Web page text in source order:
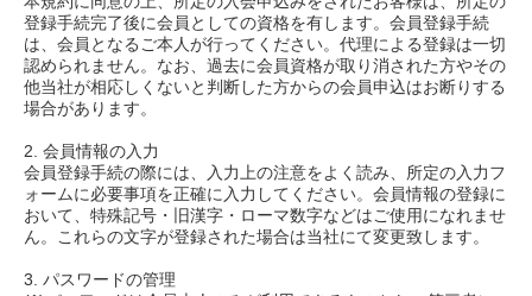
登録手続完了後に会員としての資格を有します。会員登録手続
は、会員となるご本人が行ってください。代理による登録は一切
認められません。なお、過去に会員資格が取り消された方やその
他当社が相応しくないと判断した方からの会員申込はお断りする
場合があります。
2. 会員情報の入力
会員登録手続の際には、入力上の注意をよく読み、所定の入力フ
ォームに必要事項を正確に入力してください。会員情報の登録に
おいて、特殊記号・旧漢字・ローマ数字などはご使用になれませ
ん。これらの文字が登録された場合は当社にて変更致します。
3. パスワードの管理